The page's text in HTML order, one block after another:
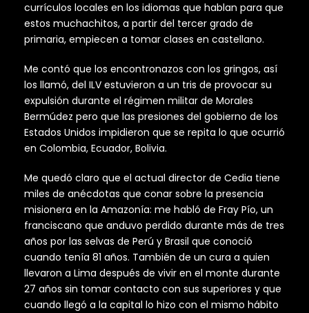
currículos locales en los idiomas que hablan para que
estos muchachitos, a partir del tercer grado de
primaria, empiecen a tomar clases en castellano.
Me contó que los encontronazos con los gringos, así
los llamó, del ILV estuvieron a un tris de provocar su
expulsión durante el régimen militar de Morales
Bermúdez pero que las presiones del gobierno de los
Estados Unidos impidieron que se repita lo que ocurrió
en Colombia, Ecuador, Bolivia.
Me quedó claro que el actual director de Cedia tiene
miles de anécdotas que conar sobre la presencia
misionera en la Amazonía: me habló de Fray Pío, un
franciscano que anduvo perdido durante más de tres
años por las selvas de Perú y Brasil que conoció
cuando tenía 81 años. También de un cura a quien
llevaron a Lima después de vivir en el monte durante
27 años sin tomar contacto con sus superiores y que
cuando llegó a la capital lo hizo con el mismo hábito